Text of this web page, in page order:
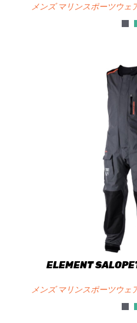
メンズ マリンスポーツウェ
ELEMENT
メンズ マリンスポーツウェ